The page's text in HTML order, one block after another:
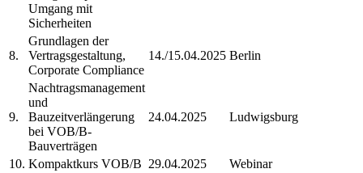
Umgang mit
Sicherheiten
8.
Grundlagen der
Vertragsgestaltung,
Corporate Compliance
14./15.04.2025 Berlin
9.
Nachtragsmanagement
und
Bauzeitverlängerung
bei VOB/B-
Bauverträgen
24.04.2025 Ludwigsburg
10. Kompaktkurs VOB/B 29.04.2025
Webinar